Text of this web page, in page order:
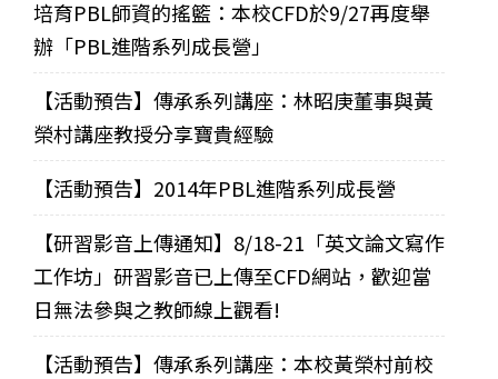
培育PBL師資的搖籃：本校CFD於9/27再度舉
辦「PBL進階系列成長營」
【活動預告】傳承系列講座：林昭庚董事與黃
榮村講座教授分享寶貴經驗
【活動預告】2014年PBL進階系列成長營
【研習影音上傳通知】8/18-21「英文論文寫作
工作坊」研習影音已上傳至CFD網站，歡迎當
日無法參與之教師線上觀看!
【活動預告】傳承系列講座：本校黃榮村前校